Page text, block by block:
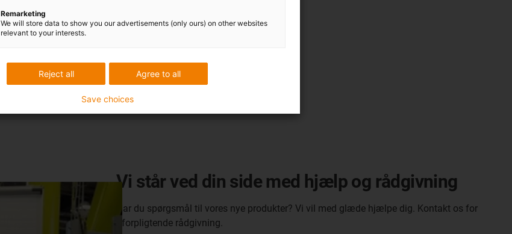
Vi står ved din side med hjælp og rådgivning
Har du spørgsmål til vores nye produkter? Vi vil med glæde hjælpe dig. Kontakt os for
uforpligtende rådgivning.
Remarketing
We will store data to show you our advertisements (only ours) on other websites
relevant to your interests.
Agree to all
Reject all
Save choices